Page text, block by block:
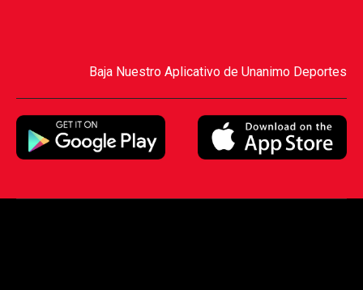
Baja Nuestro Aplicativo de Unanimo Deportes